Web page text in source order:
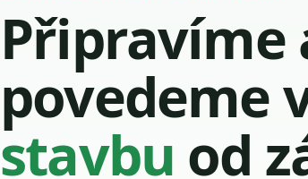
Připravíme
povedeme
stavbu od